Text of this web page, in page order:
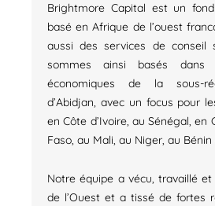
Brightmore Capital est un fond
basé en Afrique de l’ouest
aussi des services de conseil
sommes ainsi basés dans
économiques de la sous-
d’Abidjan, avec un focus pour
en Côte d’Ivoire, au Sénégal, en
Faso, au Mali, au Niger, au Bénin
Notre équipe a vécu, travaillé
de l’Ouest et a tissé de fortes